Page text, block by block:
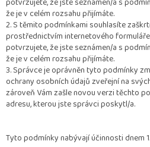
že je v celém rozsahu přijímáte.
2. S těmito podmínkami souhlasíte
prostřednictvím internetového
potvrzujete, že jste seznámen/a s
že je v celém rozsahu přijímáte.
3. Správce je oprávněn tyto podmínky
ochrany osobních údajů zveřejní na
zároveň Vám zašle novou verzi těchto
adresu, kterou jste správci poskytl/a.
Tyto podmínky nabývají účinnosti dnem